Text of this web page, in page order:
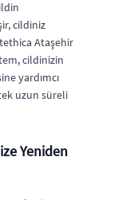
cildiniz
Ataşehir
cildinizin
yardımcı
uzun süreli
Yeniden